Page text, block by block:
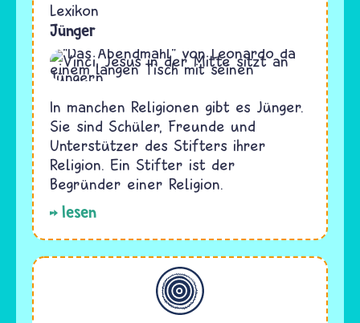
Lexikon
Jünger
In manchen Religionen gibt es Jünger.
Sie sind Schüler, Freunde und
Unterstützer des Stifters ihrer
Religion. Ein Stifter ist der
Begründer einer Religion.
lesen
Allgemein